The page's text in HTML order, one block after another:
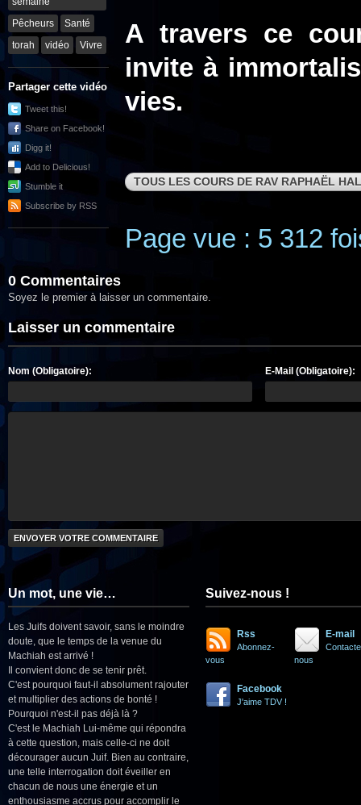
Pêcheurs
Santé
torah
vidéo Vivre
Partager cette vidéo
Tweet this!
Share on Facebook!
Digg it!
Add to Delicious!
Stumble it
Subscribe by RSS
A travers ce
invite à
vies.
TOUS LES COURS DE RAV RAPHAËL
Page vue : 5 312
0 Commentaires
Soyez le premier à laisser un commentaire.
Laisser un commentaire
Nom (Obligatoire): E-Mail (Obligatoire):
Un mot, une vie…
Les Juifs doivent savoir, sans le moindre
doute, que le temps de la venue du
Machiah est arrivé !
Il convient donc de se tenir prêt.
C'est pourquoi faut-il absolument rajouter
et multiplier des actions de bonté !
Pourquoi n'est-il pas déjà là ?
C'est le Machiah Lui-même qui répondra
à cette question, mais celle-ci ne doit
décourager aucun Juif. Bien au contraire,
une telle interrogation doit éveiller en
chacun de nous une énergie et un
enthousiasme accrus pour accomplir le
Suivez-nous !
Rss
Abonnez-
vous
E-mail
nous
Facebook
J'aime TDV !